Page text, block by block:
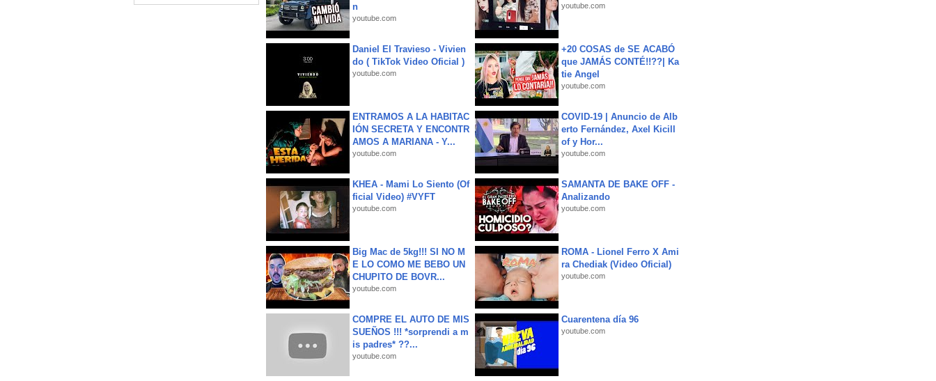
n
youtube.com
youtube.com
Daniel El Travieso - Vivien
do ( TikTok Video Oficial )
youtube.com
+20 COSAS de SE ACABÓ
que JAMÁS CONTÉ!!??| Ka
tie Angel
youtube.com
ENTRAMOS A LA HABITAC
IÓN SECRETA Y ENCONTR
AMOS A MARIANA - Y...
youtube.com
COVID-19 | Anuncio de Alb
erto Fernández, Axel Kicill
of y Hor...
youtube.com
KHEA - Mami Lo Siento (Of
ficial Video) #VYFT
youtube.com
SAMANTA DE BAKE OFF -
Analizando
youtube.com
Big Mac de 5kg!!! SI NO M
E LO COMO ME BEBO UN
CHUPITO DE BOVR...
youtube.com
ROMA - Lionel Ferro X Ami
ra Chediak (Video Oficial)
youtube.com
COMPRE EL AUTO DE MIS
SUEÑOS !!! *sorprendi a m
is padres* ??...
youtube.com
Cuarentena día 96
youtube.com